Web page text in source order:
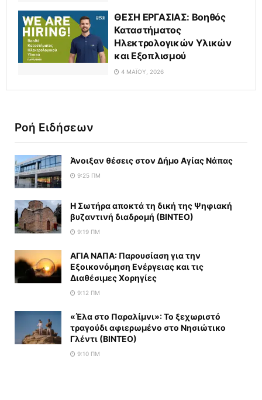
ΘΕΣΗ ΕΡΓΑΣΙΑΣ: Βοηθός
Καταστήματος
Ηλεκτρολογικών Υλικών
και Εξοπλισμού
4 ΜΑΪ́ΟΥ, 2026
Ροή Ειδήσεων
Άνοιξαν θέσεις στον Δήμο Αγίας Νάπας
9:25 ΠΜ
Η Σωτήρα αποκτά τη δική της Ψηφιακή
βυζαντινή διαδρομή (ΒΙΝΤΕΟ)
9:19 ΠΜ
ΑΓΙΑ ΝΑΠΑ: Παρουσίαση για την
Εξοικονόμηση Ενέργειας και τις
Διαθέσιμες Χορηγίες
9:12 ΠΜ
«Έλα στο Παραλίμνι»: Το ξεχωριστό
τραγούδι αφιερωμένο στο Νησιώτικο
Γλέντι (ΒΙΝΤΕΟ)
9:10 ΠΜ